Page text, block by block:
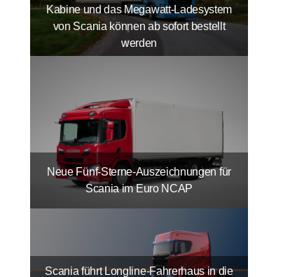
Kabine und das Megawatt-Ladesystem
von Scania können ab sofort bestellt
werden
Neue Fünf-Sterne-Auszeichnungen für
Scania im Euro NCAP
Scania führt Longline-Fahrerhaus in die